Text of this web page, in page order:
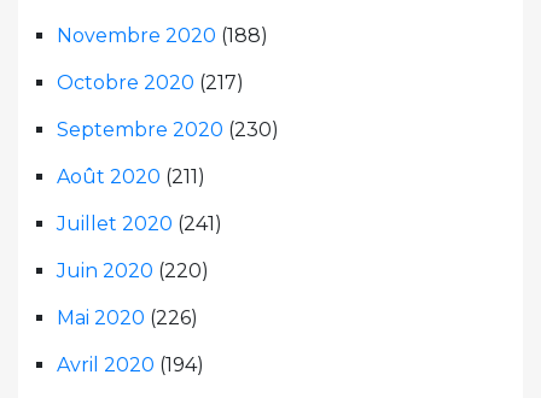
Novembre 2020 (188)
Octobre 2020 (217)
Septembre 2020 (230)
Août 2020 (211)
Juillet 2020 (241)
Juin 2020 (220)
Mai 2020 (226)
Avril 2020 (194)